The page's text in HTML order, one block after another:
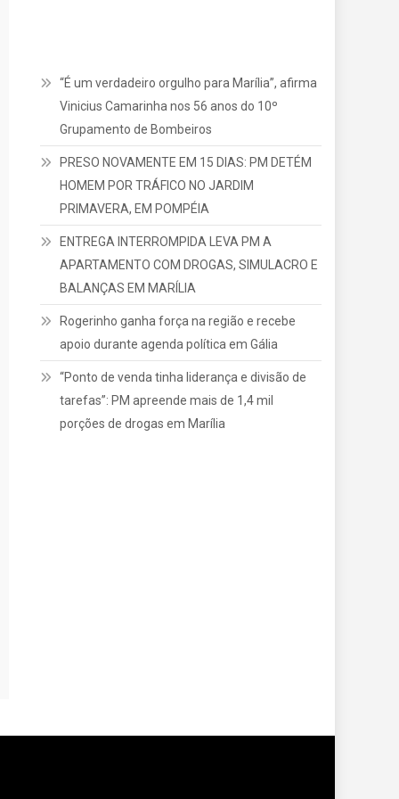
“É um verdadeiro orgulho para Marília”, afirma
Vinicius Camarinha nos 56 anos do 10º
Grupamento de Bombeiros
PRESO NOVAMENTE EM 15 DIAS: PM DETÉM
HOMEM POR TRÁFICO NO JARDIM
PRIMAVERA, EM POMPÉIA
ENTREGA INTERROMPIDA LEVA PM A
APARTAMENTO COM DROGAS, SIMULACRO E
BALANÇAS EM MARÍLIA
Rogerinho ganha força na região e recebe
apoio durante agenda política em Gália
“Ponto de venda tinha liderança e divisão de
tarefas”: PM apreende mais de 1,4 mil
porções de drogas em Marília